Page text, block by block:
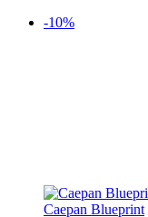
-10%
Caepan Blueprint